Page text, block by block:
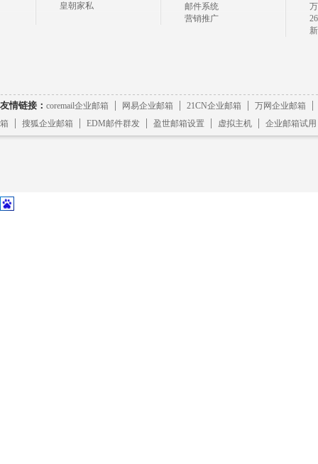
皇朝家私
邮件系统
营销推广
友情链接： coremail企业邮箱 | 网易企业邮箱 | 21CN企业邮箱 | 万网企业邮箱
箱 | 搜狐企业邮箱 | EDM邮件群发 | 盈世邮箱设置 | 虚拟主机 | 企业邮箱试用